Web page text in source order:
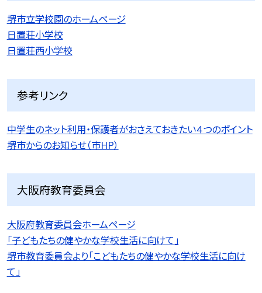
堺市立学校園のホームページ
日置荘小学校
日置荘西小学校
参考リンク
中学生のネット利用・保護者がおさえておきたい４つのポイント
堺市からのお知らせ（市HP）
大阪府教育委員会
大阪府教育委員会ホームページ
「子どもたちの健やかな学校生活に向けて」
堺市教育委員会より「こどもたちの健やかな学校生活に向け
て」